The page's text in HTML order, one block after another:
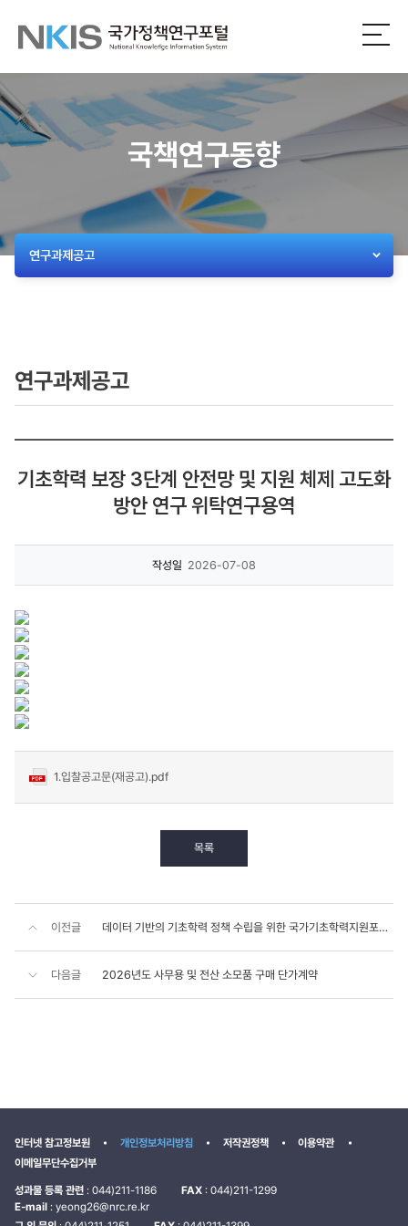
NKIS
국
가
정
구
전
메
열
국책연구동향
연구과제공고
연구과제공고
기초학력 보장 3단계 안전망 및 지원 체제 고도화
방안 연구 위탁연구용역
작성일 2026-07-08
1.입찰공고문(재공고).pdf
목록
이전글 데이터 기반의 기초학력 정책 수립을 위한 국가기초학력지원포털 활용 연구 위탁연구용역(재공고)
다음글 2026년도 사무용 및 전산 소모품 구매 단가계약
인터넷 참고정보원 개인정보처리방침 저작권정책
이용약관
이메일무단수집거부
성과물 등록 관련 : 044)211-1186 FAX : 044)211-1299
E-mail : yeong26@nrc.re.kr